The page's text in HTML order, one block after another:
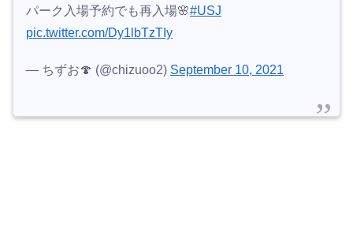
パーク入場予約でも再入場🌸#USJ
pic.twitter.com/Dy1lbTzTIy
— ちずお🍄 (@chizuoo2) September 10, 2021